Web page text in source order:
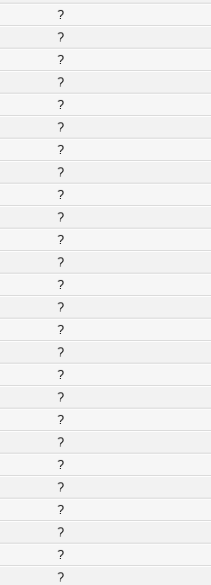
?
?
?
?
?
?
?
?
?
?
?
?
?
?
?
?
?
?
?
?
?
?
?
?
?
?